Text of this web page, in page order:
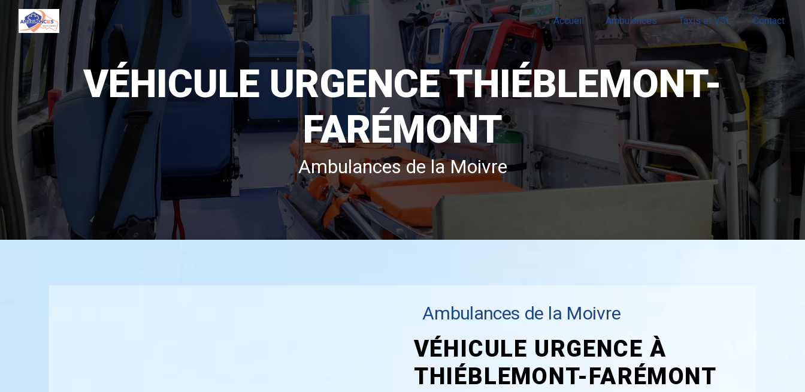
Accueil Ambulances Taxis et VSL Contact
VÉHICULE URGENCE THIÉBLEMONT-
FARÉMONT
Ambulances de la Moivre
Ambulances de la Moivre
VÉHICULE URGENCE À
THIÉBLEMONT-FARÉMONT
Panneau de gestion des cookies